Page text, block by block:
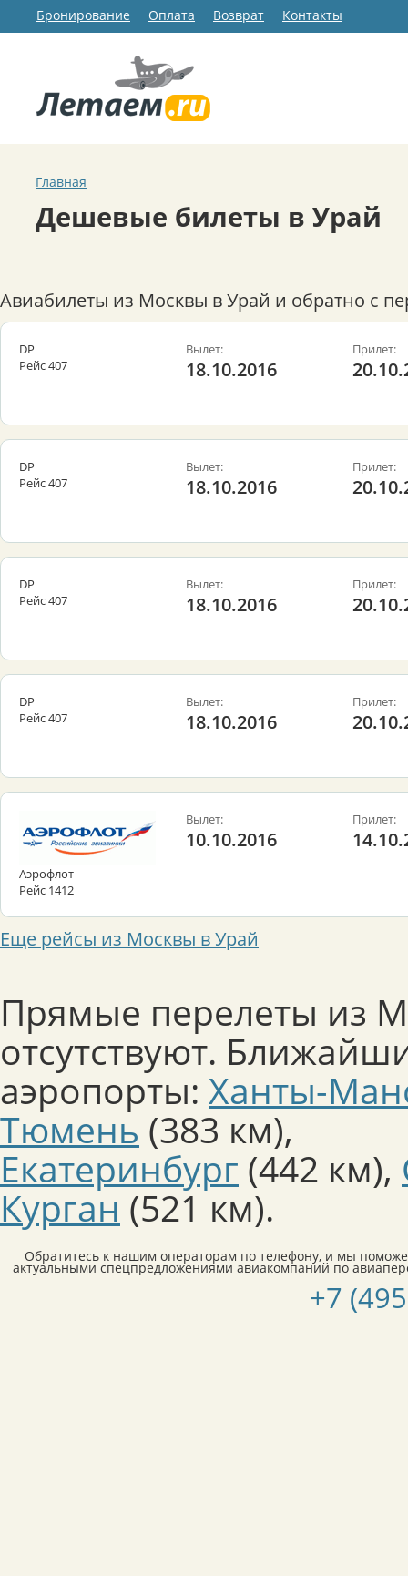
Бронирование Оплата Возврат Контакты
Главная
Дешевые билеты в Урай
Авиабилеты из Москвы в Урай и обратно с
DP
Рейс 407
Вылет:
18.10.2016
Прилет:
DP
Рейс 407
Вылет:
18.10.2016
Прилет:
DP
Рейс 407
Вылет:
18.10.2016
Прилет:
DP
Рейс 407
Вылет:
18.10.2016
Прилет:
Аэрофлот
Рейс 1412
Вылет:
10.10.2016
Прилет:
Еще рейсы из Москвы в Урай
Прямые перелеты из
отсутствуют.
аэропорты: Ханты-
Тюмень (383 км),
Екатеринбург (442 км),
Курган (521 км).
Обратитесь к нашим операторам по телефону, и мы
актуальными спецпредложениями авиакомпаний по
+7